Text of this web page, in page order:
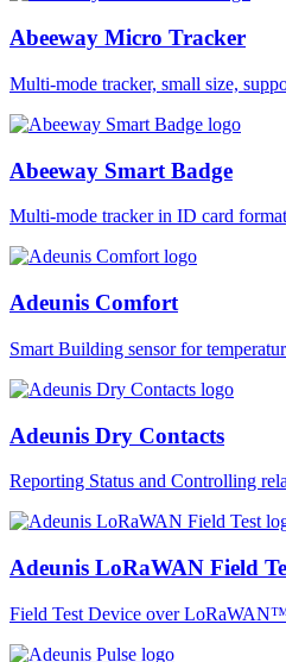
Abeeway Micro Tracker
Multi-mode tracker, small size,
Abeeway Smart Badge
Multi-mode tracker in ID card
Adeunis Comfort
Smart Building sensor for
Adeunis Dry Contacts
Reporting Status and Controlling
Adeunis LoRaWAN Field
Field Test Device over